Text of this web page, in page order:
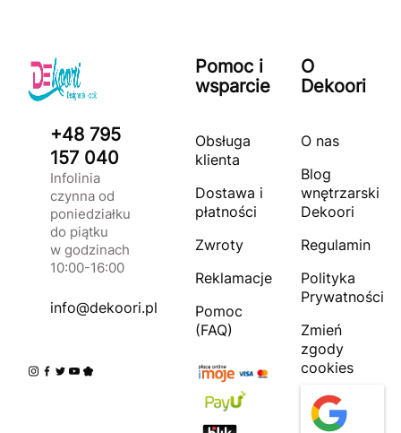
+48 795
157 040
Infolinia
czynna od
poniedziałku
do piątku
w godzinach
10:00-16:00
info@dekoori.pl
Pomoc i
wsparcie
Obsługa
klienta
Dostawa i
płatności
Zwroty
Reklamacje
Pomoc
(FAQ)
O
Dekoori
O nas
Blog
wnętrzarski
Dekoori
Regulamin
Polityka
Prywatności
Zmień
zgody
cookies